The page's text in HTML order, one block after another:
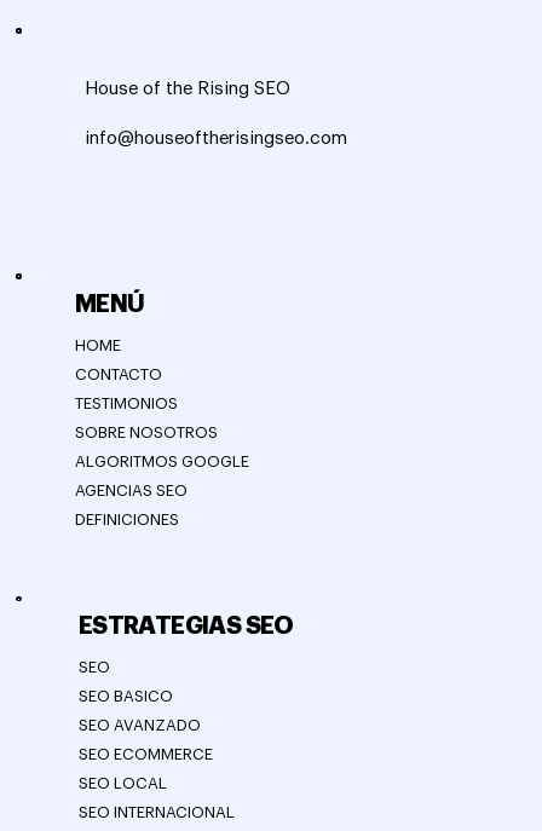
MENÚ
HOME
CONTACTO
TESTIMONIOS
SOBRE NOSOTROS
ALGORITMOS GOOGLE
AGENCIAS SEO
DEFINICIONES
ESTRATEGIAS SEO
SEO
SEO BASICO
SEO AVANZADO
SEO ECOMMERCE
SEO LOCAL
SEO INTERNACIONAL
House of the Rising SEO
info@houseoftherisingseo.com